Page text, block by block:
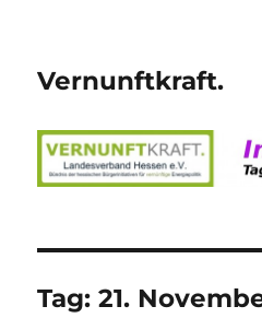
Vernunftkraft.
Tag:21.